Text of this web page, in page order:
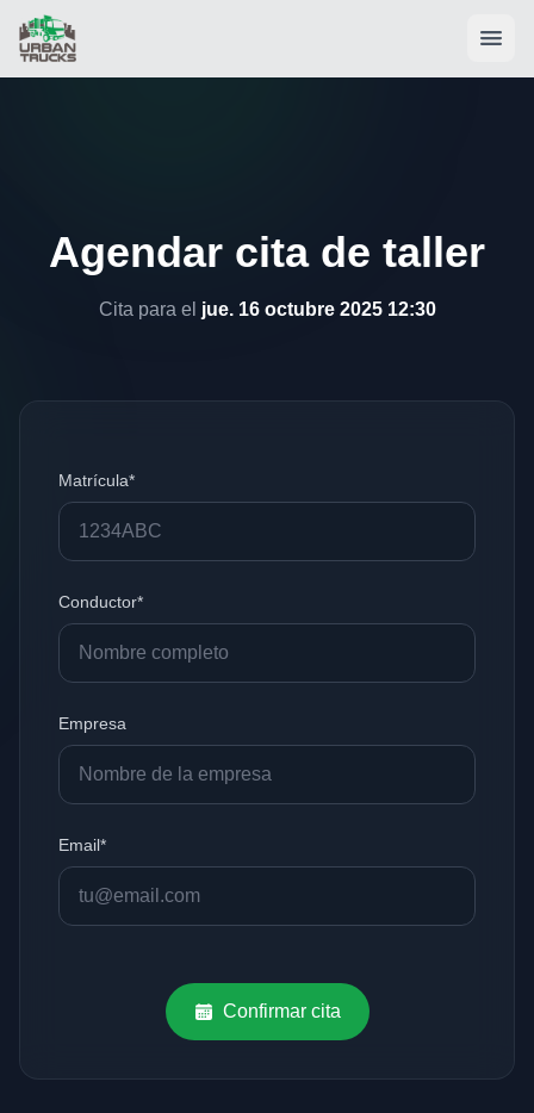
Agendar cita de taller
Cita para el jue. 16 octubre 2025 12:30
Matrícula*
Conductor*
Empresa
Email*
Confirmar cita